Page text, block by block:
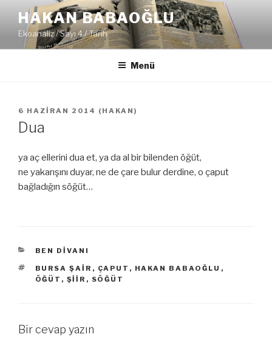
HAKAN BABAOĞLU
Ekoanaliz / Sayı 4 / Tarih
Menü
YAYIM
TARIHI
6 HAZIRAN 2014 ( HAKAN )
Dua
ya aç ellerini dua et, ya da al bir bilenden öğüt,
ne yakarışını duyar, ne de çare bulur derdine, o çaput
bağladığın söğüt…
KATEGORILER
BEN DIVANI
ETIKETLER
BURSA ŞAIR , ÇAPUT , HAKAN BABAOĞLU ,
ÖĞÜT , ŞIIR , SÖĞÜT
Bir cevap yazın